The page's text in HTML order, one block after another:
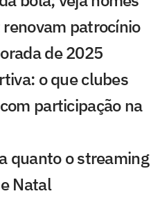
patrocínio
de 2025
o que clubes
participação na
quanto o streaming
Natal